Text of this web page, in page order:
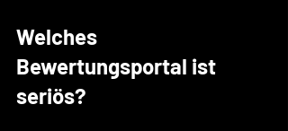
Welches
Bewertungsportal ist
seriös?